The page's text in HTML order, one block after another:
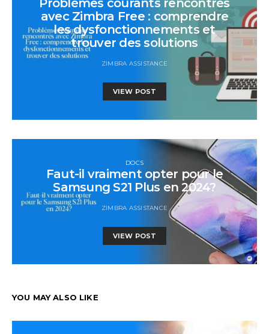
avec Zimbra Free : comprendre
les dysfonctionnements et
trouver des solutions
ZIMBRA ASSISTANCE
VIEW POST
DOCS
Faut-il vraiment opter pour le
Samsung S21 Plus en 2024?
ZIMBRA ASSISTANCE
VIEW POST
YOU MAY ALSO LIKE